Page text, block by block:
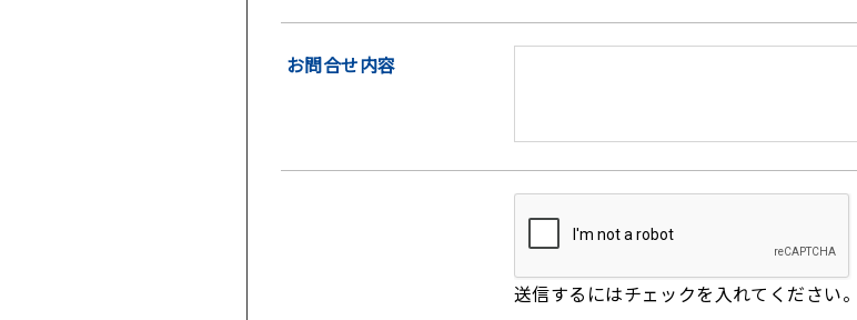
お問合せ内容
送信するにはチェックを入れてください。